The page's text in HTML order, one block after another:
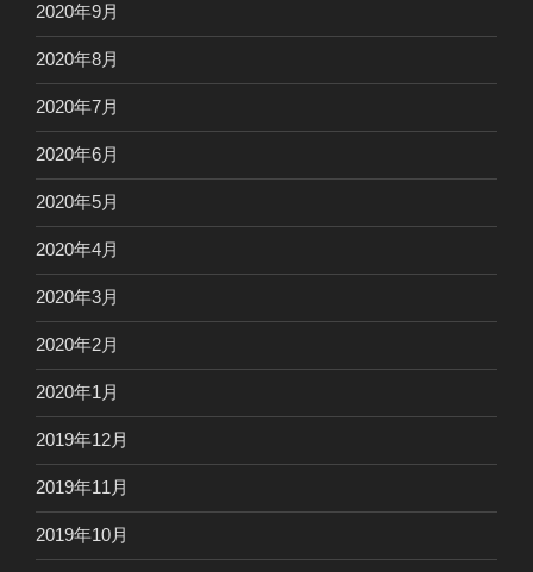
2020年9月
2020年8月
2020年7月
2020年6月
2020年5月
2020年4月
2020年3月
2020年2月
2020年1月
2019年12月
2019年11月
2019年10月